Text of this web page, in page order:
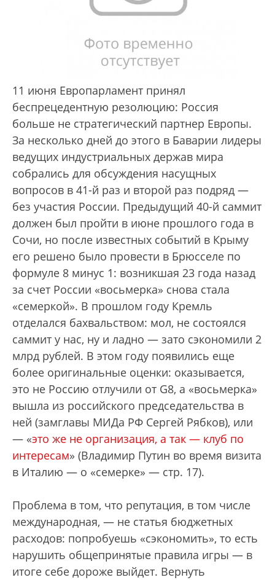
11 июня Европарламент принял
беспрецедентную резолюцию: Россия
больше не стратегический партнер Европы.
За несколько дней до этого в Баварии лидеры
ведущих индустриальных держав мира
собрались для обсуждения насущных
вопросов в 41-й раз и второй раз подряд —
без участия России. Предыдущий 40-й саммит
должен был пройти в июне прошлого года в
Сочи, но после известных событий в Крыму
его решено было провести в Брюсселе по
формуле 8 минус 1: возникшая 23 года назад
за счет России «восьмерка» снова стала
«семеркой». В прошлом году Кремль
отделался бахвальством: мол, не состоялся
саммит у нас, ну и ладно — зато сэкономили 2
млрд рублей. В этом году появились еще
более оригинальные оценки: оказывается,
это не Россию отлучили от G8, а «восьмерка»
вышла из российского председательства в
ней (замглавы МИДа РФ Сергей Рябков), или
— «это же не организация, а так — клуб по
интересам» (Владимир Путин во время визита
в Италию — о «семерке» — стр. 17).
Проблема в том, что репутация, в том числе
международная, — не статья бюджетных
расходов: попробуешь «сэкономить», то есть
нарушить общепринятые правила игры — в
итоге себе дороже выйдет. Вернуть